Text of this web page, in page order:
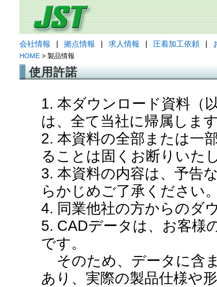
会社情報 拠点情報 求人情報 圧着加工依頼
HOME > 製品情報
使用許諾
1. 本ダウンロード資料（
は、全て当社に帰属しま
2. 本資料の全部または一
ることは固くお断りいた
3. 本資料の内容は、予告
らかじめご了承ください
4. 同業他社の方からのダ
5. CADデータは、お客様
です。
そのため、データに含
あり、実際の製品仕様や